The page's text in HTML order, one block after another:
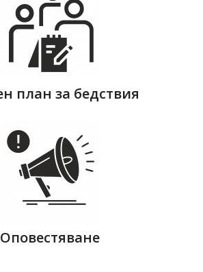
план за бедствия
Оповестяване